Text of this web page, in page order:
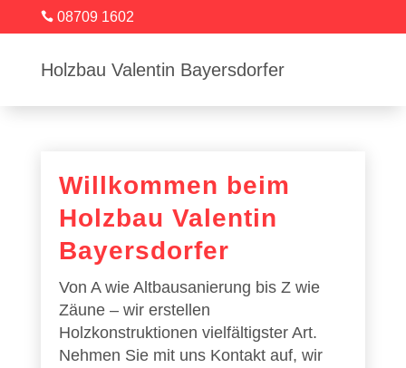
 08709 1602
Holzbau Valentin Bayersdorfer
Willkommen beim
Holzbau Valentin
Bayersdorfer
Von A wie Altbausanierung bis Z wie
Zäune – wir erstellen
Holzkonstruktionen vielfältigster Art.
Nehmen Sie mit uns Kontakt auf, wir